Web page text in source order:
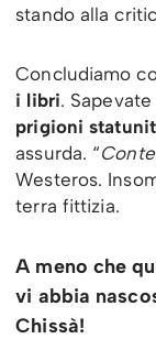
stando alla
Concludiamo
i libri.
prigioni
assurda. “
Westeros.
terra fittizia.
A meno che
vi abbia
Chissà!